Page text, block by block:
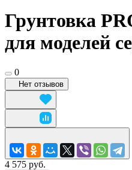
Грунтовка
для моделей
0
Нет отзывов
4 575 руб.